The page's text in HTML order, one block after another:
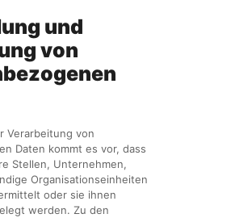
und
von
Verarbeitung von
Daten kommt es vor, dass
Stellen, Unternehmen,
Organisationseinheiten
oder sie ihnen
werden. Zu den